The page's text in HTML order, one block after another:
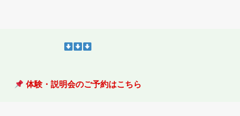
体験・説明会のご予約はこちら